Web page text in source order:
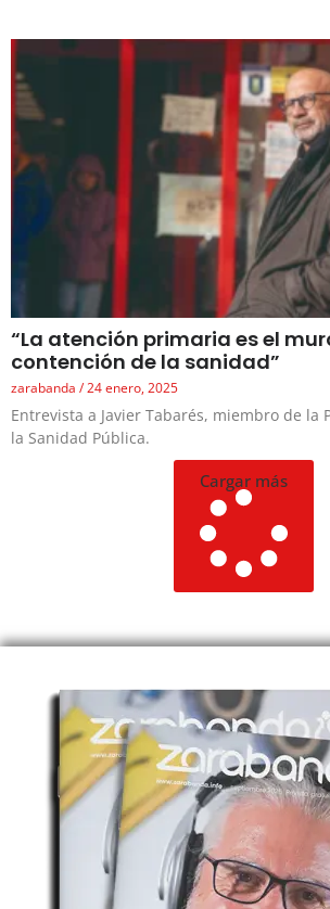
“La atención primaria es el
contención de la sanidad”
zarabanda 24 enero, 2025
Entrevista a Javier Tabarés, miembro de la
la Sanidad Pública.
Cargar más